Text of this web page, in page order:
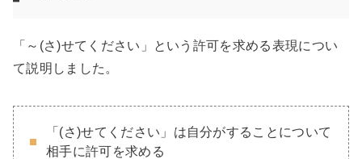
「～(さ)せてください」という許可を求める表現につい
て説明しました。
「(さ)せてください」は自分がすることについて
相手に許可を求める